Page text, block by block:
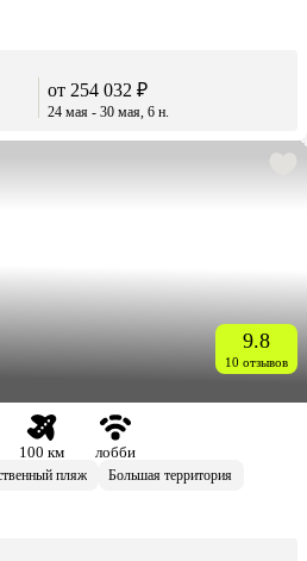
от 254 032 ₽
24 мая - 30 мая, 6 н.
9.8
10 отзывов
100 км
лобби
пляж Большая территория